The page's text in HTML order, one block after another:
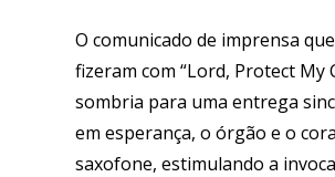
O comunicado de imprensa
fizeram com “Lord, Protect My
sombria para uma entrega
em esperança, o órgão e o
saxofone, estimulando a